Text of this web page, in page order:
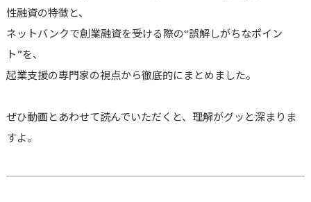
性融資の特徴と、
ネットバンクで創業融資を受ける際の“誤解しがちなポイン
ト”を、
起業支援の専門家の視点から徹底的にまとめました。
ぜひ動画とあわせて読んでいただくと、理解がグッと深まりま
すよ。